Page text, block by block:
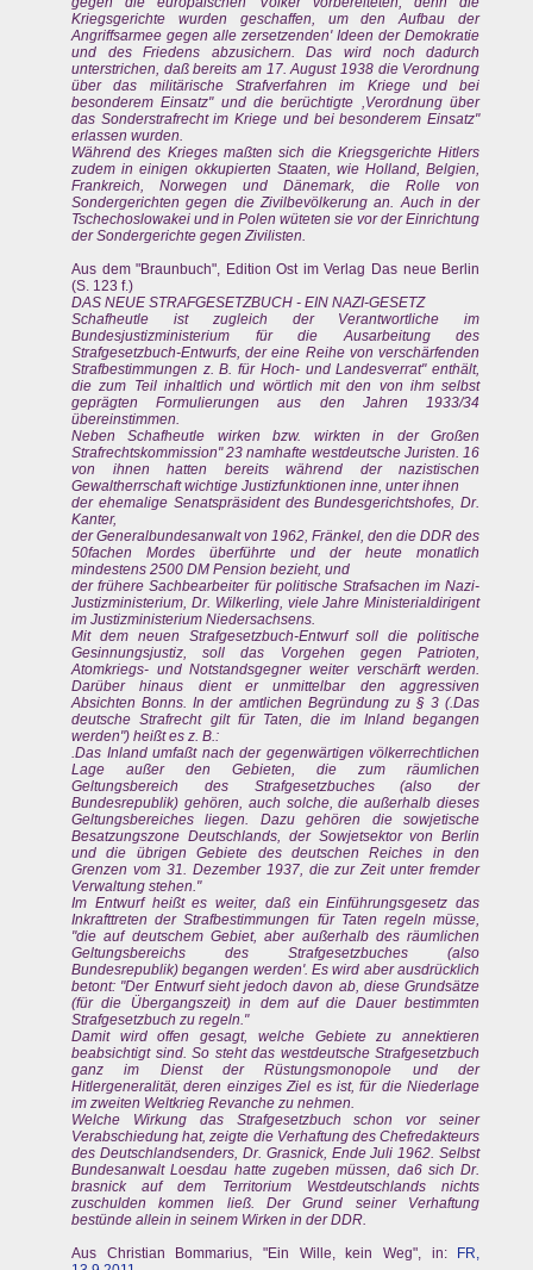
Kriegsgerichte wurden geschaffen, um den Aufbau der
Angriffsarmee gegen alle zersetzenden' Ideen der Demokratie
und des Friedens abzusichern. Das wird noch dadurch
unterstrichen, daß bereits am 17. August 1938 die Verordnung
über das militärische Strafverfahren im Kriege und bei
besonderem Einsatz" und die berüchtigte ,Verordnung über
das Sonderstrafrecht im Kriege und bei besonderem Einsatz"
erlassen wurden.
Während des Krieges maßten sich die Kriegsgerichte Hitlers
zudem in einigen okkupierten Staaten, wie Holland, Belgien,
Frankreich, Norwegen und Dänemark, die Rolle von
Sondergerichten gegen die Zivilbevölkerung an. Auch in der
Tschechoslowakei und in Polen wüteten sie vor der Einrichtung
der Sondergerichte gegen Zivilisten.
Aus dem "Braunbuch", Edition Ost im Verlag Das neue Berlin
(S. 123 f.)
DAS NEUE STRAFGESETZBUCH - EIN NAZI-GESETZ
Schafheutle ist zugleich der Verantwortliche im
Bundesjustizministerium für die Ausarbeitung des
Strafgesetzbuch-Entwurfs, der eine Reihe von verschärfenden
Strafbestimmungen z. B. für Hoch- und Landesverrat" enthält,
die zum Teil inhaltlich und wörtlich mit den von ihm selbst
geprägten Formulierungen aus den Jahren 1933/34
übereinstimmen.
Neben Schafheutle wirken bzw. wirkten in der Großen
Strafrechtskommission" 23 namhafte westdeutsche Juristen. 16
von ihnen hatten bereits während der nazistischen
Gewaltherrschaft wichtige Justizfunktionen inne, unter ihnen
der ehemalige Senatspräsident des Bundesgerichtshofes, Dr.
Kanter,
der Generalbundesanwalt von 1962, Fränkel, den die DDR des
50fachen Mordes überführte und der heute monatlich
mindestens 2500 DM Pension bezieht, und
der frühere Sachbearbeiter für politische Strafsachen im Nazi-
Justizministerium, Dr. Wilkerling, viele Jahre Ministerialdirigent
im Justizministerium Niedersachsens.
Mit dem neuen Strafgesetzbuch-Entwurf soll die politische
Gesinnungsjustiz, soll das Vorgehen gegen Patrioten,
Atomkriegs- und Notstandsgegner weiter verschärft werden.
Darüber hinaus dient er unmittelbar den aggressiven
Absichten Bonns. In der amtlichen Begründung zu § 3 (.Das
deutsche Strafrecht gilt für Taten, die im Inland begangen
werden") heißt es z. B.:
.Das Inland umfaßt nach der gegenwärtigen völkerrechtlichen
Lage außer den Gebieten, die zum räumlichen
Geltungsbereich des Strafgesetzbuches (also der
Bundesrepublik) gehören, auch solche, die außerhalb dieses
Geltungsbereiches liegen. Dazu gehören die sowjetische
Besatzungszone Deutschlands, der Sowjetsektor von Berlin
und die übrigen Gebiete des deutschen Reiches in den
Grenzen vom 31. Dezember 1937, die zur Zeit unter fremder
Verwaltung stehen."
Im Entwurf heißt es weiter, daß ein Einführungsgesetz das
Inkrafttreten der Strafbestimmungen für Taten regeln müsse,
"die auf deutschem Gebiet, aber außerhalb des räumlichen
Geltungsbereichs des Strafgesetzbuches (also
Bundesrepublik) begangen werden'. Es wird aber ausdrücklich
betont: "Der Entwurf sieht jedoch davon ab, diese Grundsätze
(für die Übergangszeit) in dem auf die Dauer bestimmten
Strafgesetzbuch zu regeln."
Damit wird offen gesagt, welche Gebiete zu annektieren
beabsichtigt sind. So steht das westdeutsche Strafgesetzbuch
ganz im Dienst der Rüstungsmonopole und der
Hitlergeneralität, deren einziges Ziel es ist, für die Niederlage
im zweiten Weltkrieg Revanche zu nehmen.
Welche Wirkung das Strafgesetzbuch schon vor seiner
Verabschiedung hat, zeigte die Verhaftung des Chefredakteurs
des Deutschlandsenders, Dr. Grasnick, Ende Juli 1962. Selbst
Bundesanwalt Loesdau hatte zugeben müssen, da6 sich Dr.
brasnick auf dem Territorium Westdeutschlands nichts
zuschulden kommen ließ. Der Grund seiner Verhaftung
bestünde allein in seinem Wirken in der DDR.
Aus Christian Bommarius, "Ein Wille, kein Weg", in:
FR,